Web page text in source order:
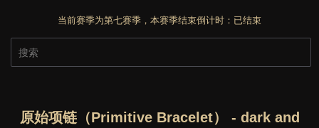
当前赛季为第七赛季，本赛季结束倒计时： 已结束
原始项链（Primitive Bracelet） - dark and